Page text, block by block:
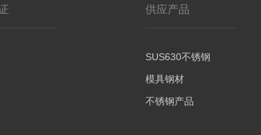
供应产品
SUS630不锈钢
模具钢材
不锈钢产品